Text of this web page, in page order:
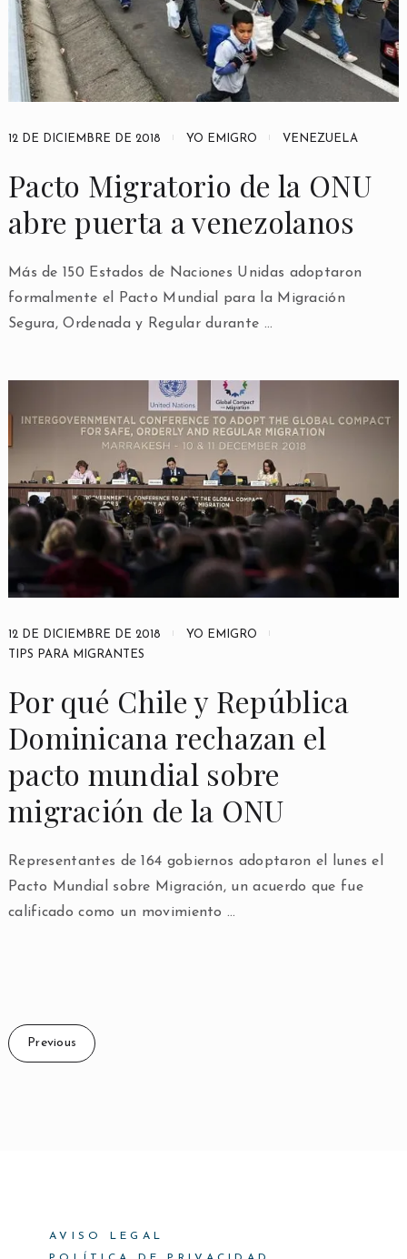
12 DE DICIEMBRE DE 2018 YO EMIGRO VENEZUELA
Pacto Migratorio de la ONU
abre puerta a venezolanos
Más de 150 Estados de Naciones Unidas adoptaron
formalmente el Pacto Mundial para la Migración
Segura, Ordenada y Regular durante …
12 DE DICIEMBRE DE 2018
YO EMIGRO
TIPS PARA MIGRANTES
Por qué Chile y República
Dominicana rechazan el
pacto mundial sobre
migración de la ONU
Representantes de 164 gobiernos adoptaron el lunes el
Pacto Mundial sobre Migración, un acuerdo que fue
calificado como un movimiento …
Previous
AVISO LEGAL